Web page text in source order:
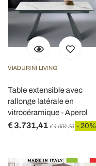
VIADURINI LIVING
Table extensible avec
rallonge latérale en
vitrocéramique - Aperol
€ 3.731,41 € 4.664,26 - 20%